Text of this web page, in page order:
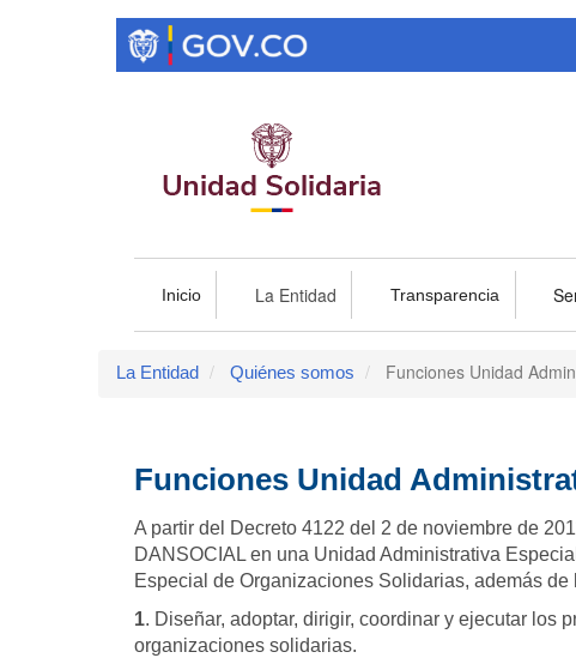
Inicio La Entidad Transparencia
La Entidad Quiénes somos Funciones Unidad
Funciones Unidad
A partir del Decreto 4122 del 2 de noviembre de
DANSOCIAL en una Unidad Administrativa
Especial de Organizaciones Solidarias, además
1. Diseñar, adoptar, dirigir, coordinar y ejecutar
organizaciones solidarias.